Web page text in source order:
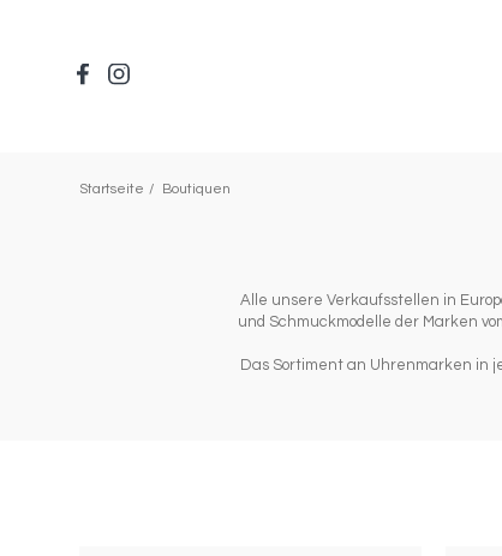
Startseite Boutiquen
Alle unsere Verkaufsstellen in
und Schmuckmodelle der Marken
Das Sortiment an Uhrenmarken in